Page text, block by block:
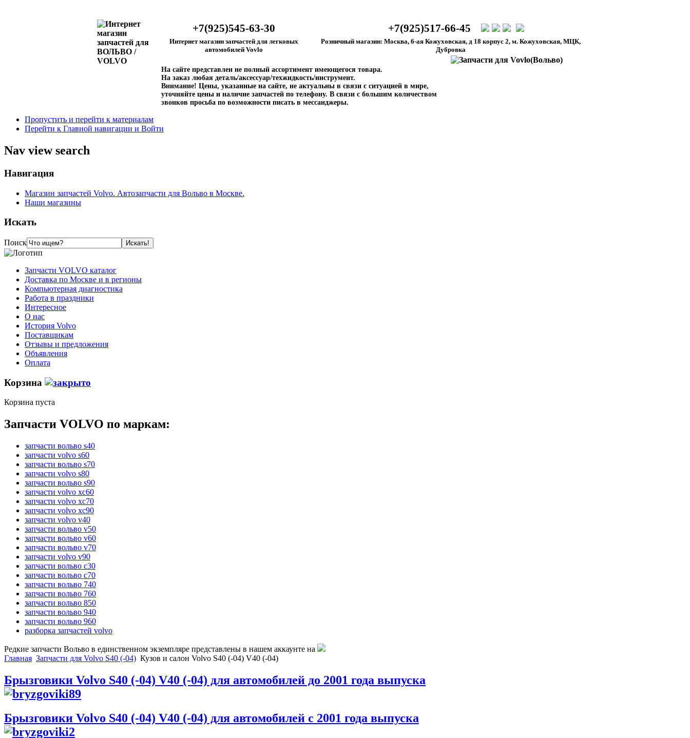
+7(925)545-63-30
Интернет магазин запчастей для легковых
автомобилей Vovlo
+7(925)517-66-45
Розничный магазин: Москва, 6-ая Кожуховская, д 18 корпус 2, м. Кожуховская, МЦК,
Дубровка
На сайте представлен не полный ассортимент имеющегося товара.
На заказ любая деталь/аксессуар/техжидкость/инструмент.
Внимание! Цены, указанные на сайте, не актуальны в связи с ситуацией в мире,
уточняйте цены и наличие запчастей по телефону. В связи с большим количеством
звонков просьба по возможности писать в мессанджеры.
Пропустить и перейти к материалам
Перейти к Главной навигации и Войти
Nav view search
Навигация
Магазин запчастей Volvo. Автозапчасти для Вольво в Москве.
Наши магазины
Искать
Поиск
Запчасти VOLVO каталог
Доставка по Москве и в регионы
Компьютерная диагностика
Работа в праздники
Интересное
О нас
История Volvo
Поставщикам
Отзывы и предложения
Объявления
Оплата
Корзина
Корзина пуста
Запчасти VOLVO по маркам:
запчасти вольво s40
запчасти volvo s60
запчасти вольво s70
запчасти volvo s80
запчасти вольво s90
запчасти volvo xc60
запчасти volvo xc70
запчасти volvo xc90
запчасти volvo v40
запчасти вольво v50
запчасти вольво v60
запчасти вольво v70
запчасти volvo v90
запчасти вольво c30
запчасти вольво c70
запчасти вольво 740
запчасти вольво 760
запчасти вольво 850
запчасти вольво 940
запчасти вольво 960
разборка запчастей volvo
Редкие запчасти Вольво в единственном экземпляре представлены в нашем аккаунте на
Главная Запчасти для Volvo S40 (-04) Кузов и салон Volvo S40 (-04) V40 (-04)
Брызговики Volvo S40 (-04) V40 (-04) для автомобилей до 2001 года выпуска
Брызговики Volvo S40 (-04) V40 (-04) для автомобилей с 2001 года выпуска